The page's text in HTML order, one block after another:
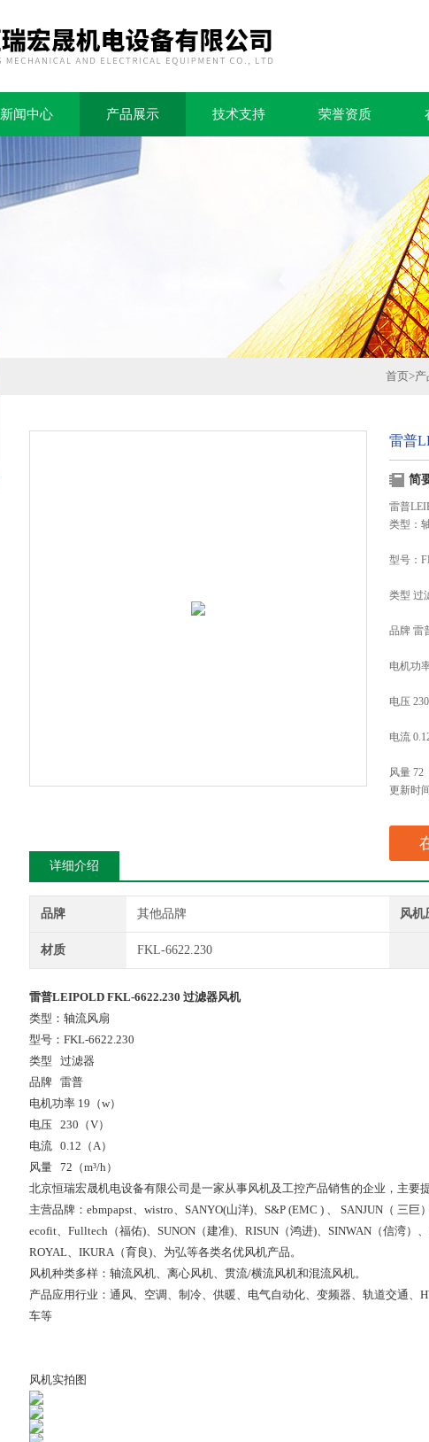
新闻中心 产品展示 技术支持 荣誉资质
首页>
雷普
简
雷普
类型：
型号：
类型 过
品牌 雷
电机功
电压
电流
风量 72
更新时
详细介绍
品牌 其他品牌 风机
材质 FKL-6622.230
雷普LEIPOLD FKL-6622.230 过滤器风机
类型：轴流风扇
型号：FKL-6622.230
类型 过滤器
品牌 雷普
电机功率 19（w）
电压 230（V）
电流 0.12（A）
风量 72（m³/h）
北京恒瑞宏晟机电设备有限公司是一家从事风机及工控产品销售的企业，主要
主营品牌：ebmpapst、wistro、SANYO(山洋)、S&P (EMC ) 、 SANJUN（ 三
ecofit、Fulltech（福佑)、SUNON（建准)、RISUN（鸿进)、SINWAN（信湾）
ROYAL、IKURA（育良)、为弘等各类名优风机产品。
风机种类多样：轴流风机、离心风机、贯流/横流风机和混流风机。
产品应用行业：通风、空调、制冷、供暖、电气自动化、变频器、轨道交通、
车等
风机实拍图